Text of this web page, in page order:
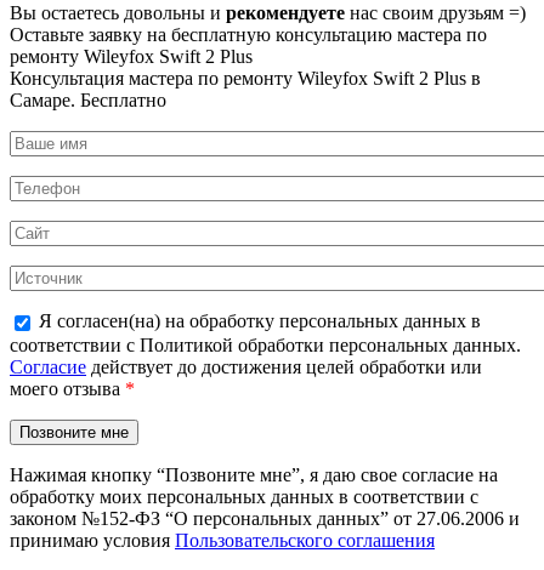
Вы остаетесь довольны и рекомендуете нас своим друзьям =)
Оставьте заявку на бесплатную консультацию мастера по
ремонту Wileyfox Swift 2 Plus
Консультация мастера по ремонту Wileyfox Swift 2 Plus в
Самаре. Бесплатно
Я согласен(на) на обработку персональных данных в
соответствии с Политикой обработки персональных данных.
Согласие действует до достижения целей обработки или
моего отзыва *
Нажимая кнопку “Позвоните мне”, я даю свое согласие на
обработку моих персональных данных в соответствии с
законом №152-ФЗ “О персональных данных” от 27.06.2006 и
принимаю условия Пользовательского соглашения